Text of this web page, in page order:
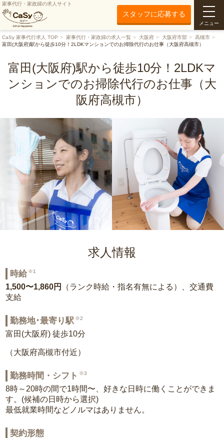
家事代行・家政婦の求人サイト
スタッフに応募する
メニュー
CaSy 家事代行求人 TOP 家事代行・家政婦の求人一覧 大阪府 大阪府市部
高槻市
富田(大阪府)駅から徒歩10分！2LDKマンションでのお掃除代行のお仕事（大阪府高槻市）
富田(大阪府)駅から徒歩10分！2LDKマ
ンションでのお掃除代行のお仕事（大
阪府高槻市）
求人情報
時給 ※1
1,500〜1,860円
（ランク時給・指名有無による）、交通費
支給
勤務地･最寄り駅 ※2
富田(大阪府) 徒歩10分
（大阪府高槻市付近）
勤務時間・シフト ※3
8時～20時の間で1時間〜、好きな日時に働くことができま
す。(候補の日時から選択)
最低就業時間などノルマはありません。
契約形態